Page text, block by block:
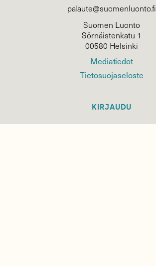
palaute@suomenluonto.fi
Suomen Luonto
Sörnäistenkatu 1
00580 Helsinki
Mediatiedot
Tietosuojaseloste
KIRJAUDU